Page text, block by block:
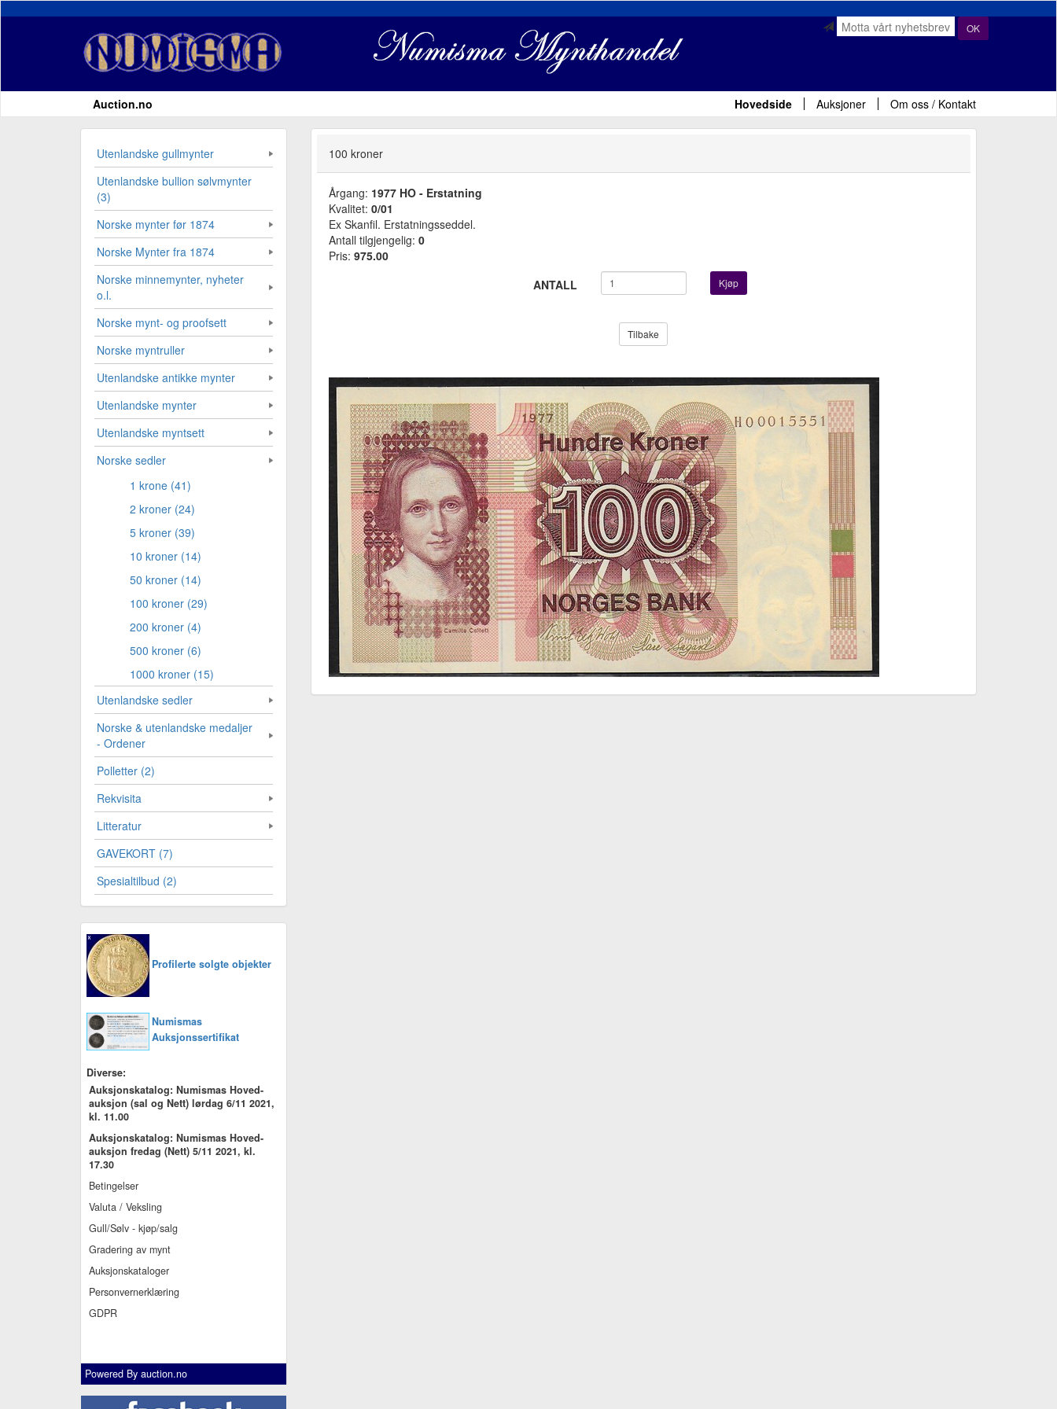
OK
Auction.no Hovedside Auksjoner Om oss / Kontakt
Utenlandske gullmynter
Utenlandske bullion sølvmynter
(3)
Norske mynter før 1874
Norske Mynter fra 1874
Norske minnemynter, nyheter
o.l.
Norske mynt- og proofsett
Norske myntruller
Utenlandske antikke mynter
Utenlandske mynter
Utenlandske myntsett
Norske sedler
1 krone (41)
2 kroner (24)
5 kroner (39)
10 kroner (14)
50 kroner (14)
100 kroner (29)
200 kroner (4)
500 kroner (6)
1000 kroner (15)
Utenlandske sedler
Norske & utenlandske medaljer
- Ordener
Polletter (2)
Rekvisita
Litteratur
GAVEKORT (7)
Spesialtilbud (2)
Profilerte solgte objekter
Numismas
Auksjonssertifikat
Diverse:
Auksjonskatalog: Numismas Hoved-
auksjon (sal og Nett) lørdag 6/11 2021,
kl. 11.00
Auksjonskatalog: Numismas Hoved-
auksjon fredag (Nett) 5/11 2021, kl.
17.30
Betingelser
Valuta / Veksling
Gull/Sølv - kjøp/salg
Gradering av mynt
Auksjonskataloger
Personvernerklæring
GDPR
Powered By auction.no
100 kroner
Årgang: 1977 HO - Erstatning
Kvalitet: 0/01
Ex Skanfil. Erstatningsseddel.
Antall tilgjengelig: 0
Pris: 975.00
ANTALL
Kjøp
Tilbake